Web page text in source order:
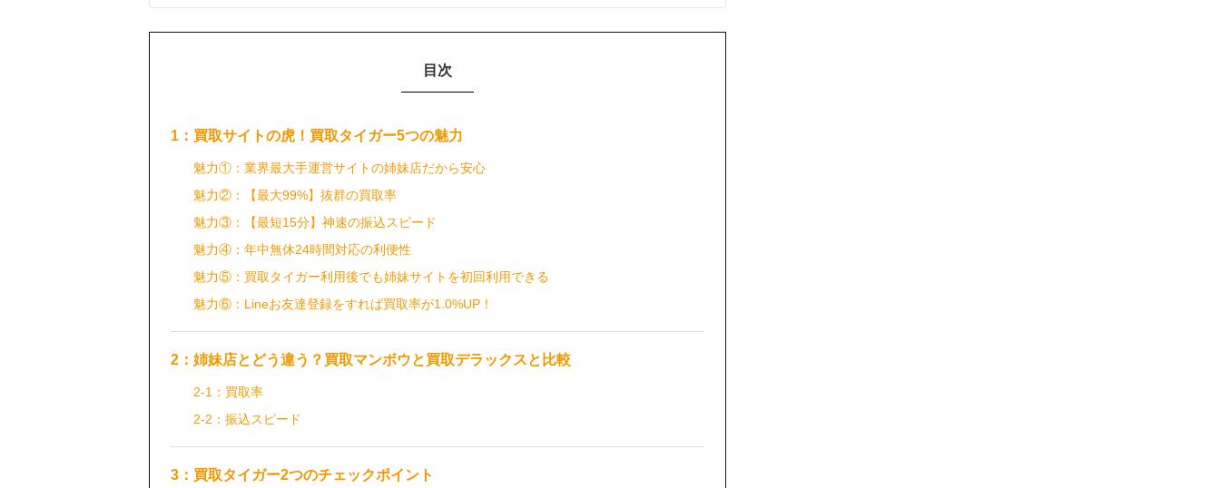
目次
1：買取サイトの虎！買取タイガー5つの魅力
魅力①：業界最大手運営サイトの姉妹店だから安心
魅力②：【最大99%】抜群の買取率
魅力③：【最短15分】神速の振込スピード
魅力④：年中無休24時間対応の利便性
魅力⑤：買取タイガー利用後でも姉妹サイトを初回利用できる
魅力⑥：Lineお友達登録をすれば買取率が1.0%UP！
2：姉妹店とどう違う？買取マンボウと買取デラックスと比較
2-1：買取率
2-2：振込スピード
3：買取タイガー2つのチェックポイント